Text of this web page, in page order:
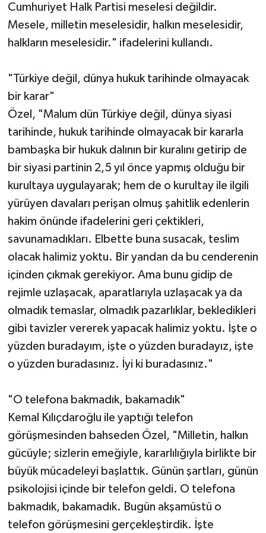
Cumhuriyet Halk Partisi meselesi değildir.
Mesele, milletin meselesidir, halkın meselesidir,
halkların meselesidir." ifadelerini kullandı.
"Türkiye değil, dünya hukuk tarihinde olmayacak
bir karar"
Özel, "Malum dün Türkiye değil, dünya siyasi
tarihinde, hukuk tarihinde olmayacak bir kararla
bambaşka bir hukuk dalının bir kuralını getirip de
bir siyasi partinin 2,5 yıl önce yapmış olduğu bir
kurultaya uygulayarak; hem de o kurultay ile ilgili
yürüyen davaları perişan olmuş şahitlik edenlerin
hakim önünde ifadelerini geri çektikleri,
savunamadıkları. Elbette buna susacak, teslim
olacak halimiz yoktu. Bir yandan da bu cenderenin
içinden çıkmak gerekiyor. Ama bunu gidip de
rejimle uzlaşacak, aparatlarıyla uzlaşacak ya da
olmadık temaslar, olmadık pazarlıklar, bekledikleri
gibi tavizler vererek yapacak halimiz yoktu. İşte o
yüzden buradayım, işte o yüzden buradayız, işte
o yüzden buradasınız. İyi ki buradasınız."
"O telefona bakmadık, bakamadık"
Kemal Kılıçdaroğlu ile yaptığı telefon
görüşmesinden bahseden Özel, "Milletin, halkın
gücüyle; sizlerin emeğiyle, kararlılığıyla birlikte bir
büyük mücadeleyi başlattık. Günün şartları, günün
psikolojisi içinde bir telefon geldi. O telefona
bakmadık, bakamadık. Bugün akşamüstü o
telefon görüşmesini gerçekleştirdik. İşte